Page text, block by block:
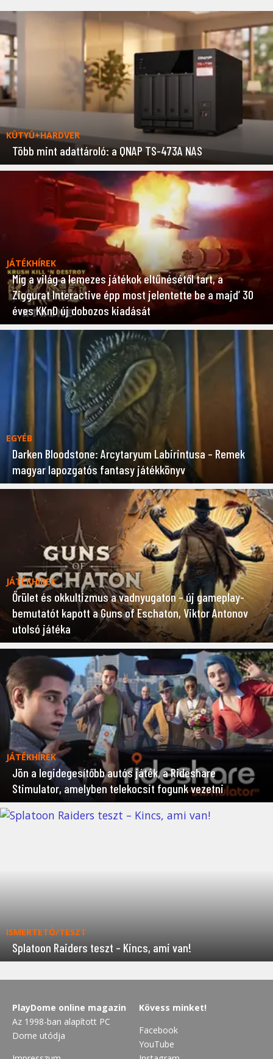
KÜTYÜ+HARDVER
Több mint adattároló: a QNAP TS-473A NAS
JÁTÉKHÍREK
Míg a világ a lemezes játékok eltűnésétől tart, a
Ziggurat Interactive épp most jelentette be a majd’ 30
éves KKnD új dobozos kiadását
EGYÉB
Darken Bloodstone: Arcytaryum Labirintusa – Remek
magyar lapozgatós fantasy játékkönyv
JÁTÉKHÍREK
Őrület és okkultizmus a vadnyugaton – új gameplay-
bemutatót kapott a Guns of Eschaton, Viktor Antonov
utolsó játéka
JÁTÉKHÍREK
Jön a legidegesítőbb autós játék, a Rideshare
Stimulator, amelyben telekocsit fogunk vezetni
ISMERTETŐ/TESZT
Splatoon Raiders teszt – Kincs, ami van!
PlayDome online magazin
Az 1998-ban alapított PC
Dome utódja
Kövess minket!
Facebook
YouTube